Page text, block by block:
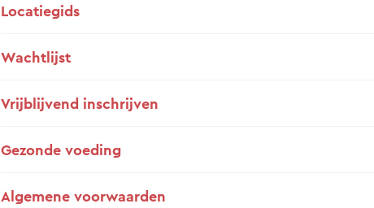
Locatiegids
Wachtlijst
Vrijblijvend inschrijven
Gezonde voeding
Algemene voorwaarden